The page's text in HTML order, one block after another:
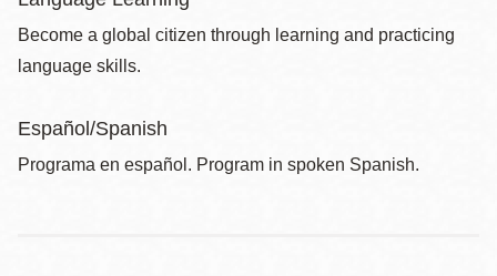
Become a global citizen through learning and practicing
language skills.
Español/Spanish
Programa en español. Program in spoken Spanish.